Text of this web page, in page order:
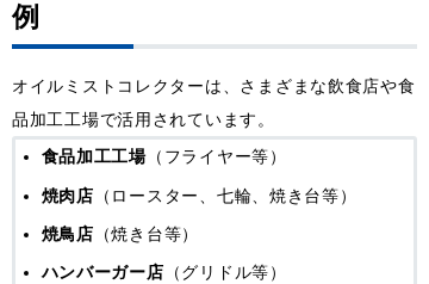
例
オイルミストコレクターは、さまざまな飲食店や食
品加工工場で活用されています。
食品加工工場（フライヤー等）
焼肉店 （ロースター、七輪、焼き台等）
焼鳥店 （焼き台等）
ハンバーガー店 （グリドル等）